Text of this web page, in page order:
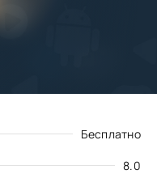
Бесплатно
8.0